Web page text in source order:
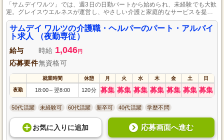
「サムデイワルツ」では、週3日の日勤パートから始められ、未経験でも大歓
迎。グレイスウエルネスが運営し、やさしい介護と家庭的なサービスを提供
することをモットーにしています。
サムデイ ワルツの介護職・ヘルパーのパート・アルバイ
ト求人 （夜勤専従）
給与 時給 1,046円
応募要件無資格可
就業時間 休憩 月 火 水 木 金 土 日
夜勤 18:00～ 翌8:00 120分 募集 募集 募集 募集 募集 募集 募集
50代活躍 未経験可 60代活躍 新卒可 40代活躍 学歴不問
お気に入り に追加 応募画面へ進む